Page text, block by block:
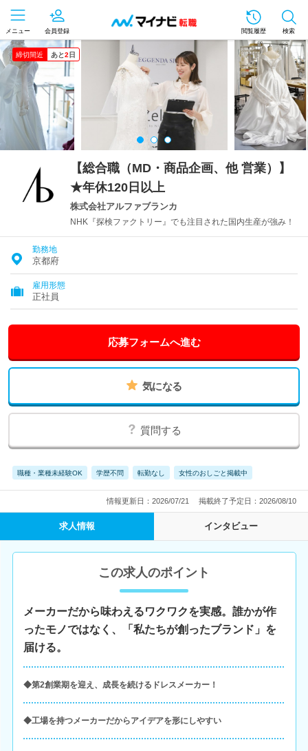
メニュー 会員登録 閲覧履歴 検索
締切間近 あと2 日
【総合職（MD・商品企画、他 営業）】
★年休120日以上
株式会社アルファブランカ
NHK『探検ファクトリー』でも注目された国内生産が強み！
勤務地
京都府
雇用形態
正社員
応募フォームへ進む
気になる
質問する
職種・業種未経験OK 学歴不問 転勤なし 女性のおしごと掲載中
情報更新日：2026/07/21 掲載終了予定日：2026/08/10
求人情報 インタビュー
この求人のポイント
メーカーだから味わえるワクワクを実感。誰かが作
ったモノではなく、「私たちが創ったブランド」を
届ける。
◆第2創業期を迎え、成長を続けるドレスメーカー！
◆工場を持つメーカーだからアイデアを形にしやすい